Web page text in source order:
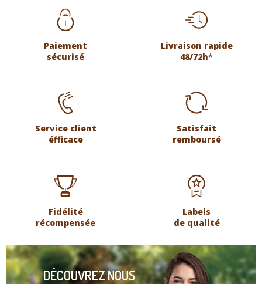
Paiement
sécurisé
Livraison rapide
48/72h*
Service client
éfficace
Satisfait
remboursé
Fidélité
récompensée
Labels
de qualité
DÉCOUVREZ NOUS